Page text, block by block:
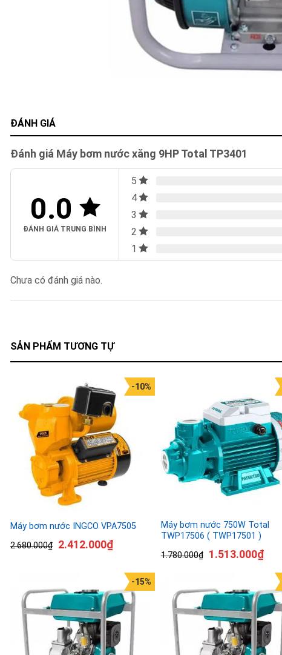
ĐÁNH GIÁ
Đánh giá Máy bơm nước xăng 9HP Total TP3401
0.0
ĐÁNH GIÁ TRUNG BÌNH
5
4
3
2
1
Chưa có đánh giá nào.
SẢN PHẨM TƯƠNG TỰ
Máy bơm nước INGCO VPA7505
2.680.000₫
-10%
2.412.000₫
Máy bơm nước 750W Total
TWP17506 ( TWP17501 )
1.780.000₫ 1.513.000₫
-15%